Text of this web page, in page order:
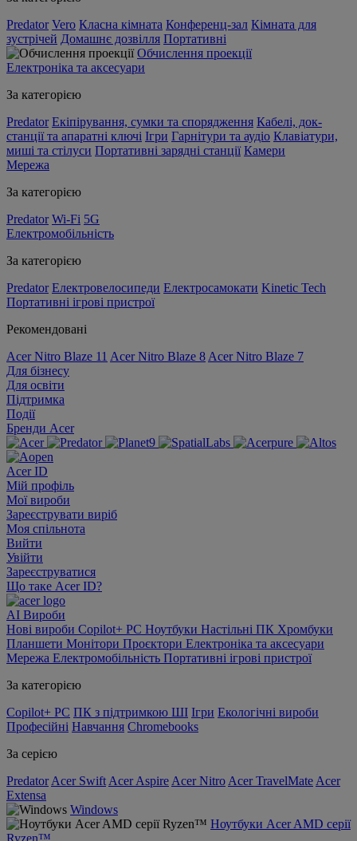
Predator Vero Класна кімната Конференц-зал Кімната для
зустрічей Домашнє дозвілля Портативні
Обчислення проекції
Електроніка та аксесуари
За категорією
Predator Екіпірування, сумки та спорядження Кабелі, док-
станції та апаратні ключі Ігри Гарнітури та аудіо Клавіатури,
миші та стілуси Портативні зарядні станції Камери
Мережа
За категорією
Predator Wi-Fi 5G
Електромобільність
За категорією
Predator Електровелосипеди Електросамокати Kinetic Tech
Портативні ігрові пристрої
Рекомендовані
Acer Nitro Blaze 11 Acer Nitro Blaze 8 Acer Nitro Blaze 7
Для бізнесу
Для освіти
Підтримка
Події
Бренди Acer
Acer ID
Мій профіль
Мої вироби
Зареєструвати виріб
Моя спільнота
Вийти
Увійти
Зареєструватися
Що таке Acer ID?
AI Вироби
Нові вироби Copilot+ PC Ноутбуки Настільні ПК Хромбуки
Планшети Монітори Проєктори Електроніка та аксесуари
Мережа Електромобільність Портативні ігрові пристрої
За категорією
Copilot+ PC ПК з підтримкою ШІ Ігри Екологічні вироби
Професійні Навчання Chromebooks
За серією
Predator Acer Swift Acer Aspire Acer Nitro Acer TravelMate Acer
Extensa
Windows
Ноутбуки Acer AMD серії
Ryzen™